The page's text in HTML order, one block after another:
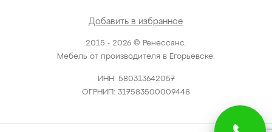
2015 - 2026 © Ренессанс.
Мебель от производителя в Егорьевске.
ИНН: 580313642057
ОГРНИП: 317583500009448
Добавить в избранное